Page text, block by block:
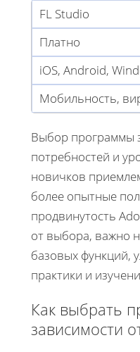
FL Studio
Платно
iOS, Android,
Мобильность,
Выбор программы
потребностей и
новичков
более опытные
продвинутость
от выбора, важно
базовых функций,
практики и
Как выбрать
зависимости